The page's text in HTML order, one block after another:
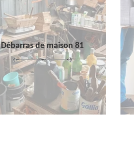
Débarras de maison 81